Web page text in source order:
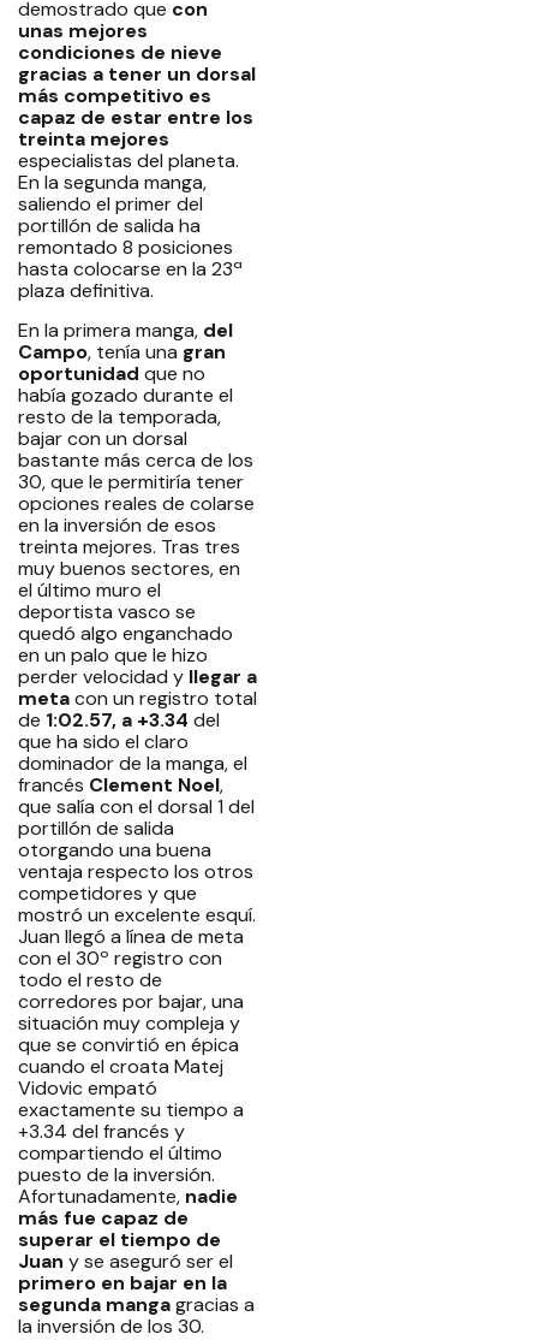
demostrado que con
unas mejores
condiciones de nieve
gracias a tener un dorsal
más competitivo es
capaz de estar entre los
treinta mejores
especialistas del planeta.
En la segunda manga,
saliendo el primer del
portillón de salida ha
remontado 8 posiciones
hasta colocarse en la 23ª
plaza definitiva.
En la primera manga, del
Campo, tenía una gran
oportunidad que no
había gozado durante el
resto de la temporada,
bajar con un dorsal
bastante más cerca de los
30, que le permitiría tener
opciones reales de colarse
en la inversión de esos
treinta mejores. Tras tres
muy buenos sectores, en
el último muro el
deportista vasco se
quedó algo enganchado
en un palo que le hizo
perder velocidad y llegar a
metacon un registro total
de 1:02.57, a +3.34 del
que ha sido el claro
dominador de la manga, el
francés Clement Noel,
que salía con el dorsal 1 del
portillón de salida
otorgando una buena
ventaja respecto los otros
competidores y que
mostró un excelente esquí.
Juan llegó a línea de meta
con el 30º registro con
todo el resto de
corredores por bajar, una
situación muy compleja y
que se convirtió en épica
cuando el croata Matej
Vidovic empató
exactamente su tiempo a
+3.34 del francés y
compartiendo el último
puesto de la inversión.
Afortunadamente, nadie
más fue capaz de
superar el tiempo de
Juan y se aseguró ser el
primero en bajar en la
segunda mangagracias a
la inversión de los 30.